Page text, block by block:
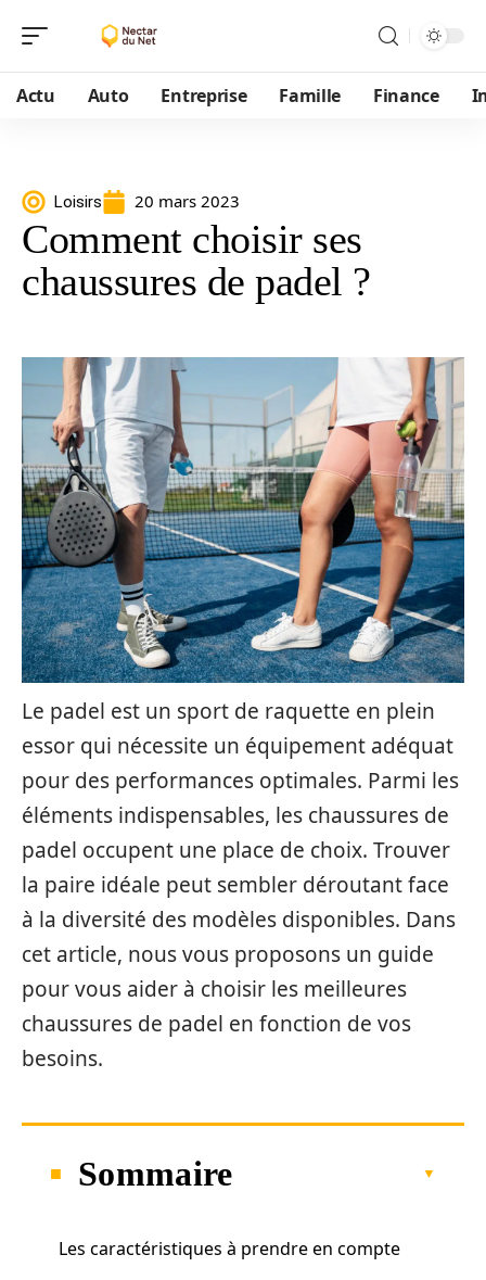
Actu Auto Entreprise Famille Finance
Loisirs 20 mars 2023
Comment choisir ses
chaussures de padel ?
Le padel est un sport de raquette en plein
essor qui nécessite un équipement adéquat
pour des performances optimales. Parmi les
éléments indispensables, les chaussures de
padel occupent une place de choix. Trouver
la paire idéale peut sembler déroutant face
à la diversité des modèles disponibles. Dans
cet article, nous vous proposons un guide
pour vous aider à choisir les meilleures
chaussures de padel en fonction de vos
besoins.
Sommaire
Les caractéristiques à prendre en compte